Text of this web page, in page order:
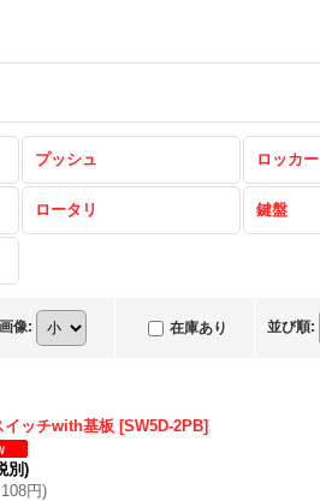
プッシュ ロッカー
ロータリ 鍵盤
画像: 在庫あり 並び順:
イッチwith基板 [SW5D-2PB]
別)
108円)